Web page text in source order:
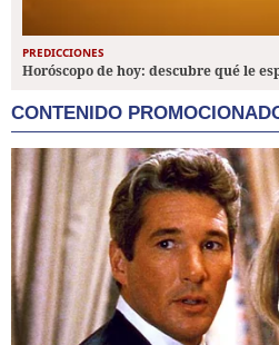
PREDICCIONES
Horóscopo de hoy: descubre qué le
CONTENIDO